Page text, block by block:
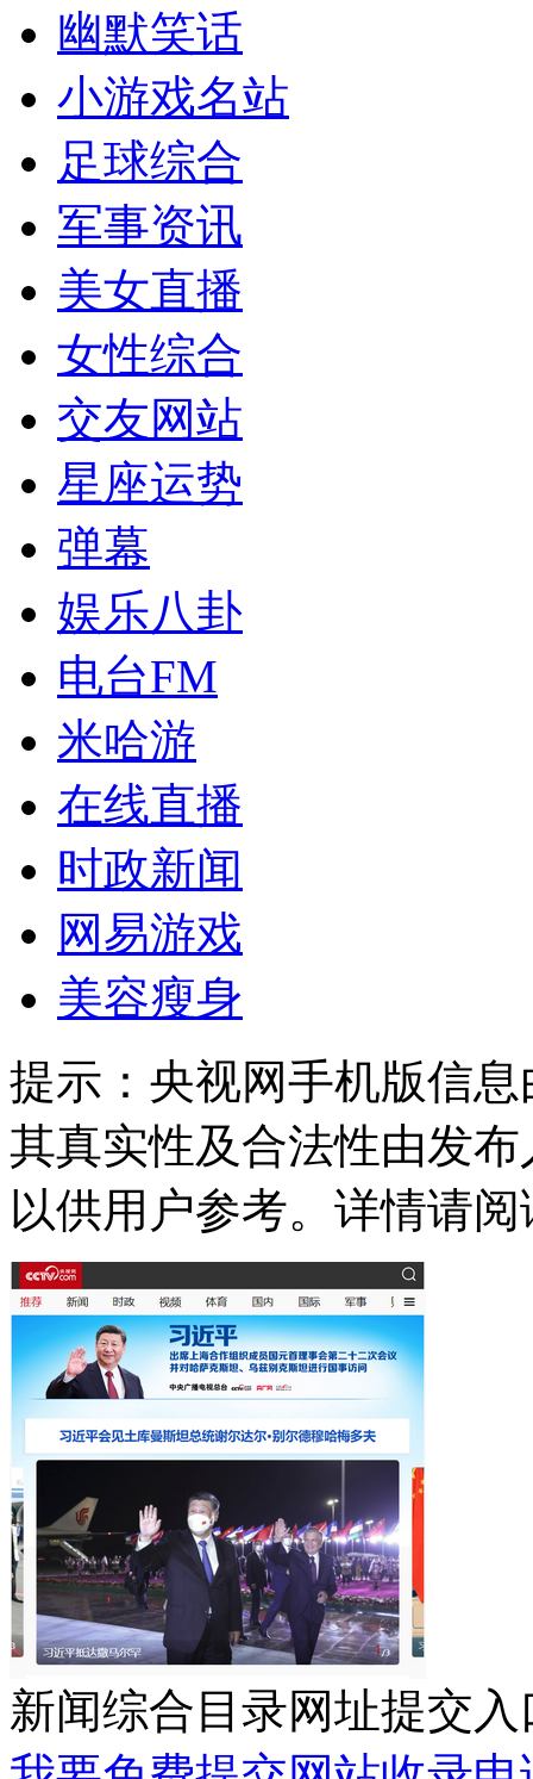
幽默笑话
小游戏名站
足球综合
军事资讯
美女直播
女性综合
交友网站
星座运势
弹幕
娱乐八卦
电台FM
米哈游
在线直播
时政新闻
网易游戏
美容瘦身
提示： 央视网手机版信
其真实性及合法性由发
以供用户参考。详情请
新闻综合目录网址提交入